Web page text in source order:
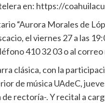
en: https://
“Aurora Morales de
el viernes 27 a las
410 32 03 o al
clásica, con la
de música UAdeC,
de rectoría-. Y recital a